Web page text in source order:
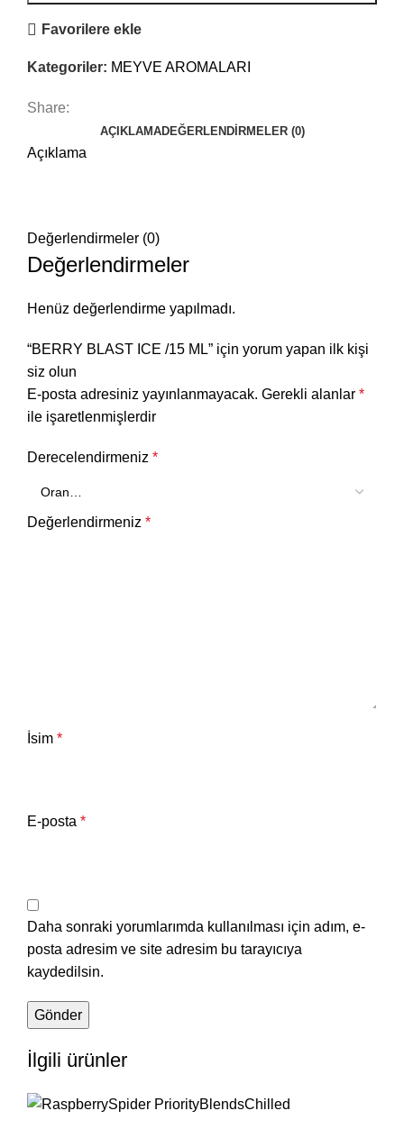
Favorilere ekle
Kategoriler: MEYVE AROMALARI
Share:
AÇIKLAMADEĞERLENDIRMELER (0)
Açıklama
Değerlendirmeler (0)
Değerlendirmeler
Henüz değerlendirme yapılmadı.
“BERRY BLAST ICE /15 ML” için yorum yapan ilk kişi
siz olun
E-posta adresiniz yayınlanmayacak. Gerekli alanlar *
ile işaretlenmişlerdir
Derecelendirmeniz *
Değerlendirmeniz *
İsim *
E-posta *
Daha sonraki yorumlarımda kullanılması için adım, e-
posta adresim ve site adresim bu tarayıcıya
kaydedilsin.
İlgili ürünler